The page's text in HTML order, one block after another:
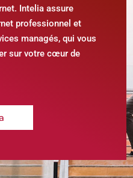
Intelia assure
professionnel et
managés, qui vous
sur votre cœur de